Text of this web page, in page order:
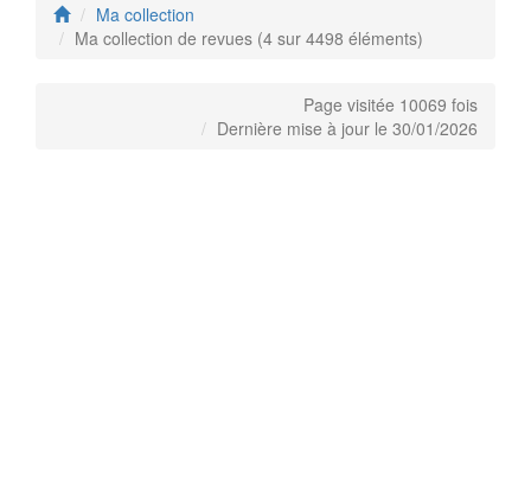
Ma collection
Ma collection de revues (4 sur 4498 éléments)
Page visitée 10069 fois
Dernière mise à jour le 30/01/2026